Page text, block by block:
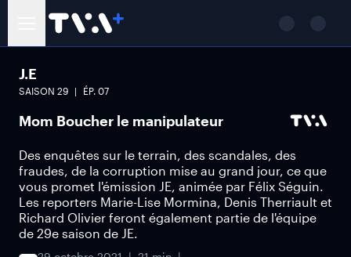
J.E
SAISON 29 ÉP. 07
Mom Boucher le manipulateur
Des enquêtes sur le terrain, des scandales, des
fraudes, de la corruption mise au grand jour, ce que
vous promet l'émission JE, animée par Félix Séguin.
Les reporters Marie-Lise Mormina, Denis Therriault et
Richard Olivier feront également partie de l'équipe
de 29e saison de JE.